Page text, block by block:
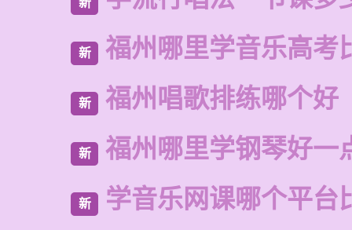
新
新 福州哪里学音乐高考
新 福州唱歌排练哪个好
新 福州哪里学钢琴好一
新 学音乐网课哪个平台